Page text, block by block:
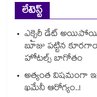
లేటెస్ట్
ఎక్సైరీ డేట్
బూజు పట్టిన
హోటల్స్ బాగోతం
అత్యంత విషమంగా
ఖమేనీ ఆరోగ్యం..!